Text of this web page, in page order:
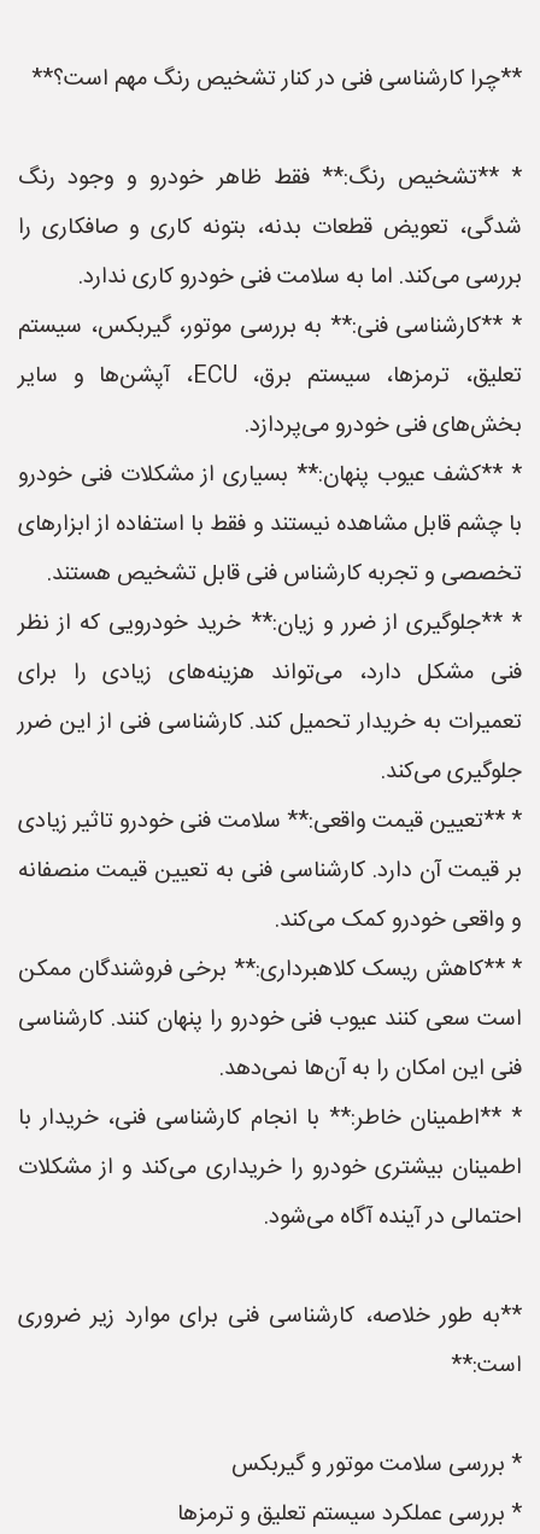
**چرا کارشناسی فنی در کنار تشخیص رنگ مهم است؟**
* **تشخیص رنگ:** فقط ظاهر خودرو و وجود رنگ
شدگی، تعویض قطعات بدنه، بتونه کاری و صافکاری را
بررسی می‌کند. اما به سلامت فنی خودرو کاری ندارد.
* **کارشناسی فنی:** به بررسی موتور، گیربکس، سیستم
تعلیق، ترمزها، سیستم برق، ECU، آپشن‌ها و سایر
بخش‌های فنی خودرو می‌پردازد.
* **کشف عیوب پنهان:** بسیاری از مشکلات فنی خودرو
با چشم قابل مشاهده نیستند و فقط با استفاده از ابزارهای
تخصصی و تجربه کارشناس فنی قابل تشخیص هستند.
* **جلوگیری از ضرر و زیان:** خرید خودرویی که از نظر
فنی مشکل دارد، می‌تواند هزینه‌های زیادی را برای
تعمیرات به خریدار تحمیل کند. کارشناسی فنی از این ضرر
جلوگیری می‌کند.
* **تعیین قیمت واقعی:** سلامت فنی خودرو تاثیر زیادی
بر قیمت آن دارد. کارشناسی فنی به تعیین قیمت منصفانه
و واقعی خودرو کمک می‌کند.
* **کاهش ریسک کلاهبرداری:** برخی فروشندگان ممکن
است سعی کنند عیوب فنی خودرو را پنهان کنند. کارشناسی
فنی این امکان را به آن‌ها نمی‌دهد.
* **اطمینان خاطر:** با انجام کارشناسی فنی، خریدار با
اطمینان بیشتری خودرو را خریداری می‌کند و از مشکلات
احتمالی در آینده آگاه می‌شود.
**به طور خلاصه، کارشناسی فنی برای موارد زیر ضروری
است:**
* بررسی سلامت موتور و گیربکس
* بررسی عملکرد سیستم تعلیق و ترمزها